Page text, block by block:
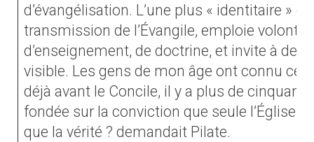
d’évangélisation. L’une plus « identitaire »
transmission de l’Évangile, emploie
d’enseignement, de doctrine, et invite à des
visible. Les gens de mon âge ont connu
déjà avant le Concile, il y a plus de
fondée sur la conviction que seule l’Église a
que la vérité ? demandait Pilate.